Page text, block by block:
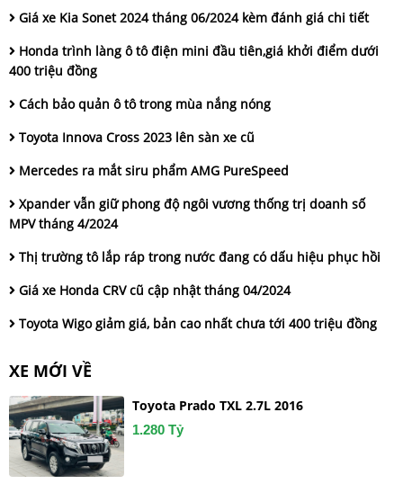
Giá xe Kia Sonet 2024 tháng 06/2024 kèm đánh giá chi tiết
Honda trình làng ô tô điện mini đầu tiên,giá khởi điểm dưới
400 triệu đồng
Cách bảo quản ô tô trong mùa nắng nóng
Toyota Innova Cross 2023 lên sàn xe cũ
Mercedes ra mắt siru phẩm AMG PureSpeed
Xpander vẫn giữ phong độ ngôi vương thống trị doanh số
MPV tháng 4/2024
Thị trường tô lắp ráp trong nước đang có dấu hiệu phục hồi
Giá xe Honda CRV cũ cập nhật tháng 04/2024
Toyota Wigo giảm giá, bản cao nhất chưa tới 400 triệu đồng
XE MỚI VỀ
Toyota Prado TXL 2.7L 2016
1.280 Tỷ